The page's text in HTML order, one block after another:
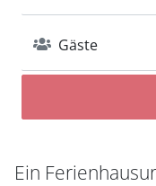
Gäste
Ein